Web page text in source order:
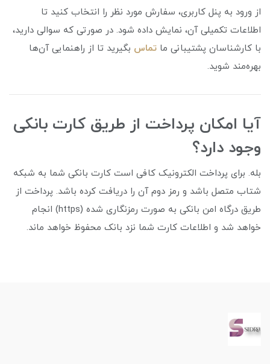
از ورود به پنل کاربری، سفارش مورد نظر را انتخاب کنید تا
اطلاعات تکمیلی آن، نمایش داده شود. در صورتی که سوالی دارید،
با کارشناسان پشتیبانی ما تماس بگیرید تا از راهنمایی آن‌ها
بهره‌مند شوید.
آیا امکان پرداخت از طریق کارت بانکی
وجود دارد؟
بله. برای پرداخت الکترونیک کافی است کارت بانکی شما به شبکه
شتاب متصل باشد و رمز دوم آن را دریافت کرده باشد. پرداخت از
طریق درگاه امن بانکی به صورت رمزنگاری شده (https) انجام
خواهد شد و اطلاعات کارت شما نزد بانک محفوظ خواهد ماند.